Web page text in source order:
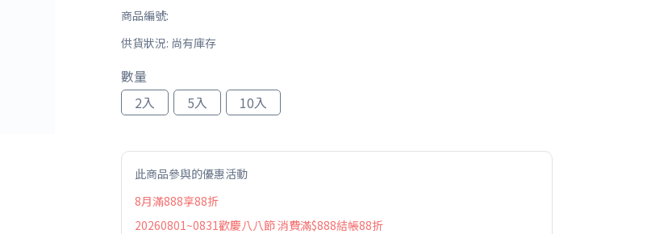
商品編號:
供貨狀況: 尚有庫存
數量
2入
5入 10入
此商品參與的優惠活動
8月滿888享88折
20260801~0831歡慶八八節 消費滿$888結帳88折